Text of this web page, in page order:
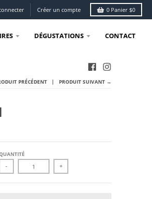
Créer un compte 0 Panier $0
DÉGUSTATIONS CONTACT
PRÉCÉDENT PRODUIT SUIVANT →
- +